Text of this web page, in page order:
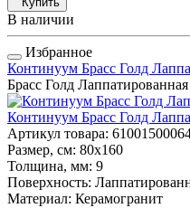
В наличии
Избранное
Континуум Брасс Голд
Брасс Голд
Континуум Брасс Голд
Артикул товара:
Размер, см: 80x160
Толщина, мм: 9
Поверхность:
Материал: Керамогранит